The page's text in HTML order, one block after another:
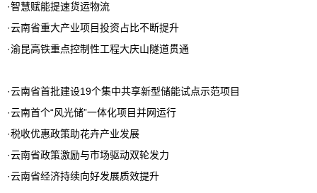
·智慧赋能提速货运物流
·云南省重大产业项目投资占比不断提升
·渝昆高铁重点控制性工程大庆山隧道贯通
·云南省首批建设19个集中共享新型储能试点示范项目
·云南首个“风光储”一体化项目并网运行
·税收优惠政策助花卉产业发展
·云南省政策激励与市场驱动双轮发力
·云南省经济持续向好发展质效提升